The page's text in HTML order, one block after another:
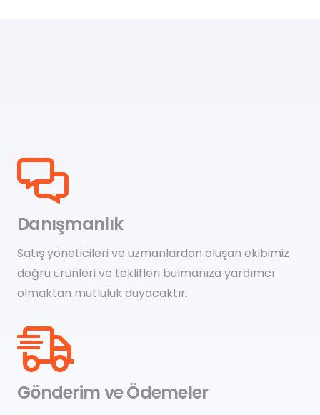
Danışmanlık
Satış yöneticileri ve uzmanlardan oluşan ekibimiz
doğru ürünleri ve teklifleri bulmanıza yardımcı
olmaktan mutluluk duyacaktır.
Gönderim ve Ödemeler